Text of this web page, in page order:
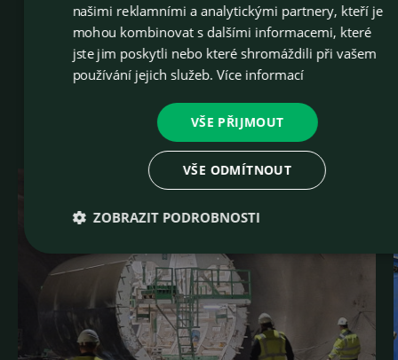
Reference
Téměř 80 let vyrábíme zařízení pro práci nad
projekty.
našimi reklamními a analytickými partnery, kteří je
mohou kombinovat s dalšími informacemi, které
jste jim poskytli nebo které shromáždili při vašem
používání jejich služeb. Více informací
VŠE PŘIJMOUT
VŠE ODMÍTNOUT
ZOBRAZIT PODROBNOSTI